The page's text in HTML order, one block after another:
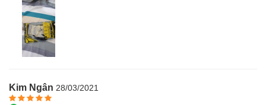
Kim Ngân 28/03/2021